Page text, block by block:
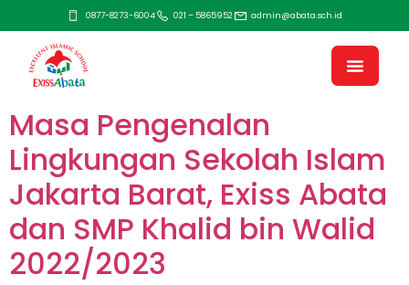
0877-8273-6004 021 – 5865952 admin@abata.sch.id
Masa Pengenalan
Lingkungan Sekolah Islam
Jakarta Barat, Exiss Abata
dan SMP Khalid bin Walid
2022/2023